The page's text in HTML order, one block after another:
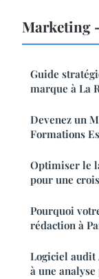
Marketing
Guide
marque à La
Devenez un
Formations
Optimiser le
pour une
Pourquoi
rédaction à
Logiciel audit
à une analyse